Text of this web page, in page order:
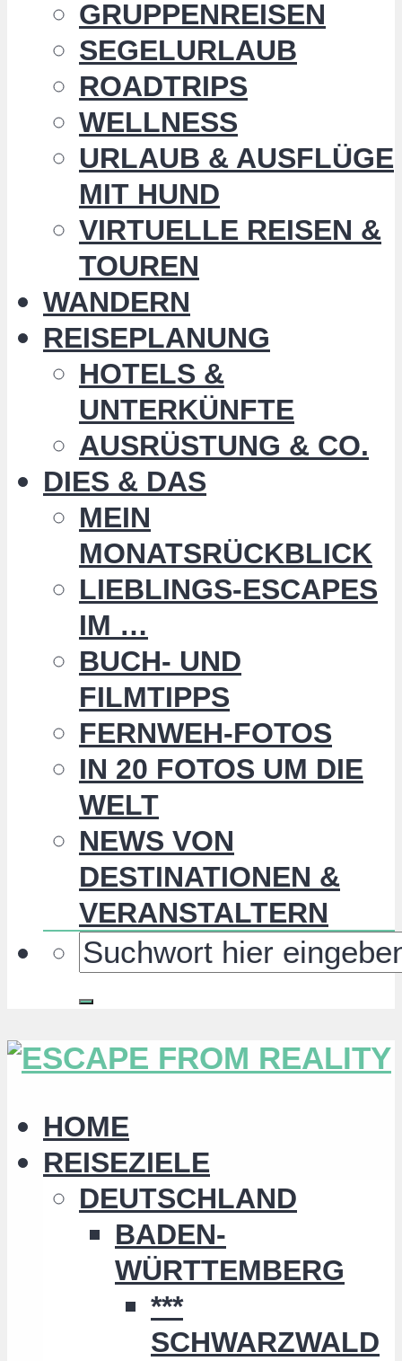
GRUPPENREISEN
SEGELURLAUB
ROADTRIPS
WELLNESS
URLAUB & AUSFLÜGE
MIT HUND
VIRTUELLE REISEN &
TOUREN
WANDERN
REISEPLANUNG
HOTELS &
UNTERKÜNFTE
AUSRÜSTUNG & CO.
DIES & DAS
MEIN
MONATSRÜCKBLICK
LIEBLINGS-ESCAPES
IM …
BUCH- UND
FILMTIPPS
FERNWEH-FOTOS
IN 20 FOTOS UM DIE
WELT
NEWS VON
DESTINATIONEN &
VERANSTALTERN
HOME
REISEZIELE
DEUTSCHLAND
BADEN-
WÜRTTEMBERG
***
SCHWARZWALD